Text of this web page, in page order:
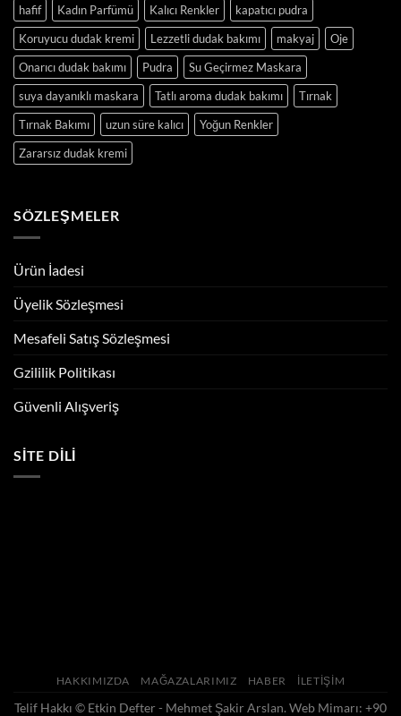
hafif
Kadın Parfümü Kalıcı Renkler
kapatıcı pudra
Koruyucu dudak kremi
Lezzetli dudak bakımı makyaj
Oje
Onarıcı dudak bakımı
Pudra
Su Geçirmez Maskara
suya dayanıklı maskara
Tatlı aroma dudak bakımı
Tırnak
Tırnak Bakımı
uzun süre kalıcı
Yoğun Renkler
Zararsız dudak kremi
SÖZLEŞMELER
Ürün İadesi
Üyelik Sözleşmesi
Mesafeli Satış Sözleşmesi
Gzililik Politikası
Güvenli Alışveriş
SITE DILI
HAKKIMIZDA MAĞAZALARIMIZ HABER İLETIŞIM
Telif Hakkı © Etkin Defter - Mehmet Şakir Arslan. Web Mimarı: +90